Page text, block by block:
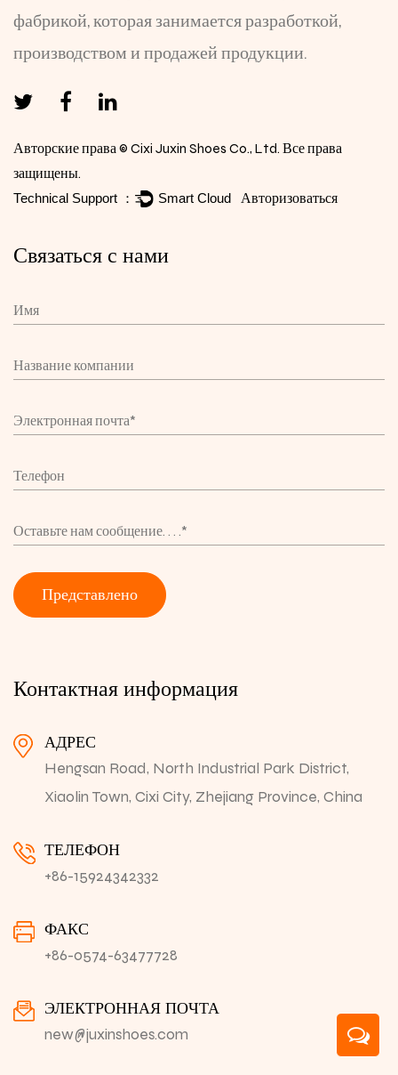
фабрикой, которая занимается разработкой,
производством и продажей продукции.
Авторские права © Cixi Juxin Shoes Co., Ltd. Все права
защищены.
Авторизоваться
Связаться с нами
Контактная информация
АДРЕС
Hengsan Road, North Industrial Park District,
Xiaolin Town, Cixi City, Zhejiang Province, China
ТЕЛЕФОН
+86-15924342332
ФАКС
+86-0574-63477728
ЭЛЕКТРОННАЯ ПОЧТА
new@juxinshoes.com